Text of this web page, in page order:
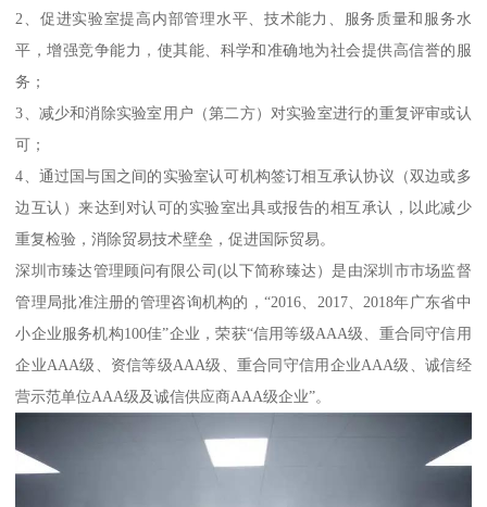
2、促进实验室提高内部管理水平、技术能力、服务质量和服务水
平，增强竞争能力，使其能、科学和准确地为社会提供高信誉的服
务；
3、减少和消除实验室用户（第二方）对实验室进行的重复评审或认
可；
4、通过国与国之间的实验室认可机构签订相互承认协议（双边或多
边互认）来达到对认可的实验室出具或报告的相互承认，以此减少
重复检验，消除贸易技术壁垒，促进国际贸易。
深圳市臻达管理顾问有限公司(以下简称臻达）是由深圳市市场监督
管理局批准注册的管理咨询机构的，“2016、2017、2018年广东省中
小企业服务机构100佳”企业，荣获“信用等级AAA级、重合同守信用
企业AAA级、资信等级AAA级、重合同守信用企业AAA级、诚信经
营示范单位AAA级及诚信供应商AAA级企业”。